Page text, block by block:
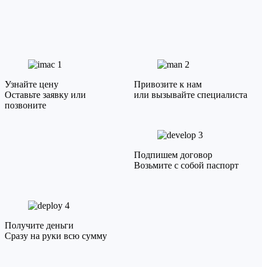
1
Узнайте цену
Оставьте заявку или
позвоните
2
Привозите к нам
или вызывайте специалиста
3
Подпишем договор
Возьмите с собой паспорт
4
Получите деньги
Сразу на руки всю сумму